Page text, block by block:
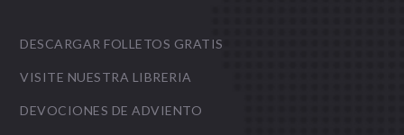
DESCARGAR FOLLETOS GRATIS
VISITE NUESTRA LIBRERIA
DEVOCIONES DE ADVIENTO